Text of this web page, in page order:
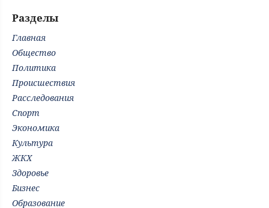
Разделы
Главная
Общество
Политика
Происшествия
Расследования
Спорт
Экономика
Культура
ЖКХ
Здоровье
Бизнес
Образование